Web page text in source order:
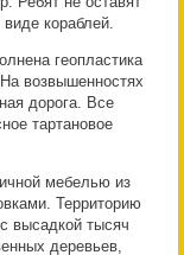
кораблей.
геопластика
возвышенностях
дорога. Все
тартановое
мебелью из
Территорию
высадкой тысяч
деревьев,